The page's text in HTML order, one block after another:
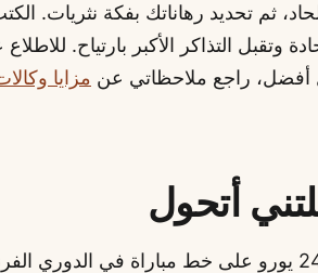
ثم تحديد رهاناتك بفكة نثريات.
التذاكر الأكبر بارتياح.
أفضل، راجع ملاحظاتي عن مزايا
أتحول
على وسيطي يمكنني وضع 2400 يورو على خط مباراة في الدوري